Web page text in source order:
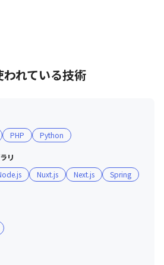
れている技術
PHP Python
リ
Nuxt.js Next.js
Spring